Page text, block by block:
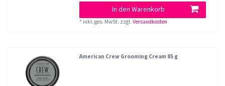
In den Warenkorb
* inkl. ges. MwSt. zzgl.Versandkosten
American Crew Grooming Cream 85 g